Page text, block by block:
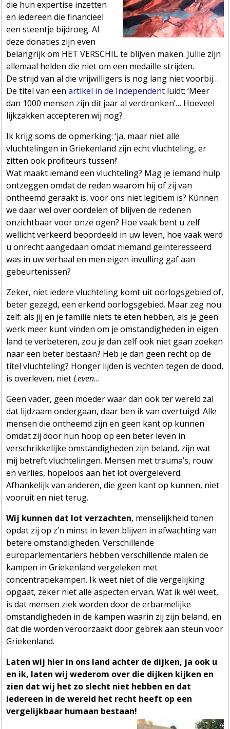
die hun expertise inzetten
en iedereen die financieel
een steentje bijdroeg. Al
deze donaties zijn even
belangrijk om HET VERSCHIL te blijven maken. Jullie zijn
allemaal helden die niet om een medaille strijden.
De strijd van al die vrijwilligers is nog lang niet voorbij…
De titel van eenartikel in de Independent luidt: ‘Meer
dan 1000 mensen zijn dit jaar al verdronken’… Hoeveel
lijkzakken accepteren wij nog?
Ik krijg soms de opmerking: ‘ja, maar niet alle
vluchtelingen in Griekenland zijn echt vluchteling, er
zitten ook profiteurs tussen!’
Wat maakt iemand een vluchteling? Mag je iemand hulp
ontzeggen omdat de reden waarom hij of zij van
ontheemd geraakt is, voor ons niet legitiem is? Kúnnen
we daar wel over oordelen of blijven de redenen
onzichtbaar voor onze ogen? Hoe vaak bent u zelf
wellicht verkeerd beoordeeld in uw leven, hoe vaak werd
u onrecht aangedaan omdat niemand geïnteresseerd
was in uw verhaal en men eigen invulling gaf aan
gebeurtenissen?
Zeker, niet iedere vluchteling komt uit oorlogsgebied of,
beter gezegd, een erkend oorlogsgebied. Maar zeg nou
zelf: als jij en je familie niets te eten hebben, als je geen
werk meer kunt vinden om je omstandigheden in eigen
land te verbeteren, zou je dan zelf ook niet gaan zoeken
naar een beter bestaan? Heb je dan geen recht op de
titel vluchteling? Honger lijden is vechten tegen de dood,
is overleven, nietLeven…
Geen vader, geen moeder waar dan ook ter wereld zal
dat lijdzaam ondergaan, daar ben ik van overtuigd. Alle
mensen die ontheemd zijn en geen kant op kunnen
omdat zij door hun hoop op een beter leven in
verschrikkelijke omstandigheden zijn beland, zijn wat
mij betreft vluchtelingen. Mensen met trauma’s, rouw
en verlies, hopeloos aan het lot overgeleverd.
Afhankelijk van anderen, die geen kant op kunnen, niet
vooruit en niet terug.
Wij kunnen dat lot verzachten, menselijkheid tonen
opdat zij op z’n minst in leven blijven in afwachting van
betere omstandigheden. Verschillende
europarlementariërs hebben verschillende malen de
kampen in Griekenland vergeleken met
concentratiekampen. Ik weet niet of die vergelijking
opgaat, zeker niet alle aspecten ervan. Wat ik wél weet,
is dat mensen ziek worden door de erbarmelijke
omstandigheden in de kampen waarin zij zijn beland, en
dat die worden veroorzaakt door gebrek aan steun voor
Griekenland.
Laten wij hier in ons land achter de dijken, ja ook u
en ik, laten wij wederom over die dijken kijken en
zien dat wij het zo slecht niet hebben en dat
iedereen in de wereld het recht heeft op een
vergelijkbaar humaan bestaan!